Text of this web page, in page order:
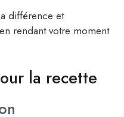
différence et
rendant votre moment
la recette